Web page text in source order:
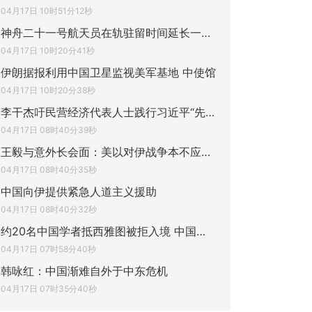
04月17日 10时51分12秒
神舟二十一号航天员在轨驻留时间延长一个月
04月17日 10时20分41秒
伊朗据报利用中国卫星监视美军基地 中使馆
04月17日 10时20分38秒
李干杰吁民营经济代表人士践行习近平“先富
04月17日 08时40分39秒
王毅与意外长会面：美以对伊战争本不应发生
04月17日 08时40分35秒
中国向伊提供紧急人道主义援助
04月17日 08时40分32秒
约20名中国学者抵西雅图被拒入境 中国外交
04月17日 07时58分40秒
韩咏红：中国渐难自外于中东危机
04月17日 07时35分40秒